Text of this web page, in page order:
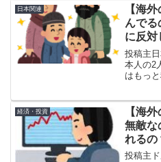
かりや
れ。
日本関連
【海
んで
に反
文化を
な」「
だろ」
投稿主
本人の2
はもっ
経済・投資
【海
無敵な
れるの
投稿主